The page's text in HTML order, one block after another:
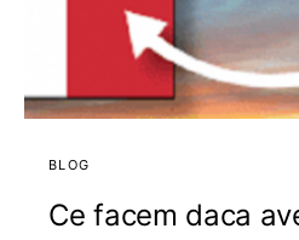
BLOG
Ce facem daca